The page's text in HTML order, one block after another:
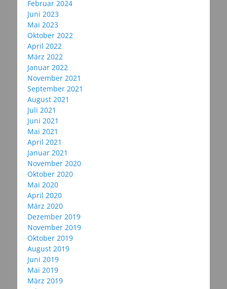
Februar 2024
Juni 2023
Mai 2023
Oktober 2022
April 2022
März 2022
Januar 2022
November 2021
September 2021
August 2021
Juli 2021
Juni 2021
Mai 2021
April 2021
Januar 2021
November 2020
Oktober 2020
Mai 2020
April 2020
März 2020
Dezember 2019
November 2019
Oktober 2019
August 2019
Juni 2019
Mai 2019
März 2019